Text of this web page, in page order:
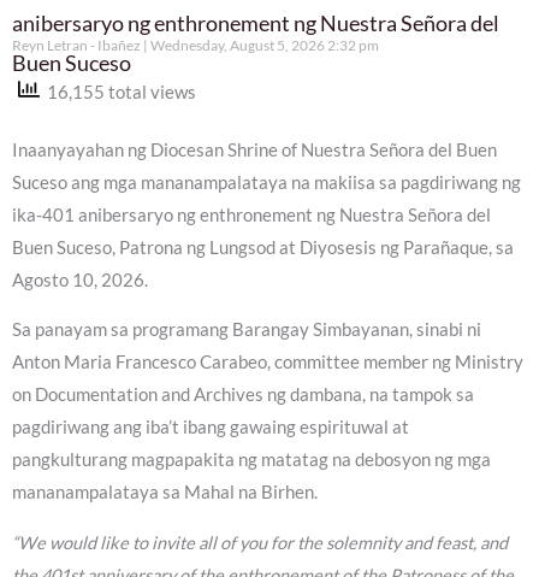
anibersaryo ng enthronement ng Nuestra Señora del
Buen Suceso
Reyn Letran - Ibañez Wednesday, August 5, 2026 2:32 pm
16,155 total views
Inaanyayahan ng Diocesan Shrine of Nuestra Señora del Buen
Suceso ang mga mananampalataya na makiisa sa pagdiriwang ng
ika-401 anibersaryo ng enthronement ng Nuestra Señora del
Buen Suceso, Patrona ng Lungsod at Diyosesis ng Parañaque, sa
Agosto 10, 2026.
Sa panayam sa programang Barangay Simbayanan, sinabi ni
Anton Maria Francesco Carabeo, committee member ng Ministry
on Documentation and Archives ng dambana, na tampok sa
pagdiriwang ang iba’t ibang gawaing espirituwal at
pangkulturang magpapakita ng matatag na debosyon ng mga
mananampalataya sa Mahal na Birhen.
“We would like to invite all of you for the solemnity and feast, and